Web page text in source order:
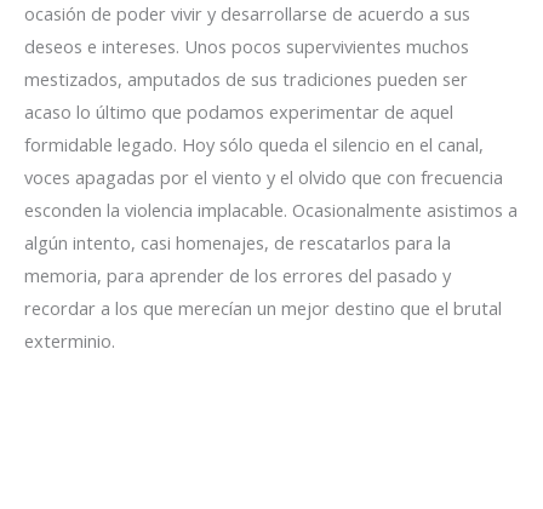
ocasión de poder vivir y desarrollarse de acuerdo a sus
deseos e intereses. Unos pocos supervivientes muchos
mestizados, amputados de sus tradiciones pueden ser
acaso lo último que podamos experimentar de aquel
formidable legado. Hoy sólo queda el silencio en el canal,
voces apagadas por el viento y el olvido que con frecuencia
esconden la violencia implacable. Ocasionalmente asistimos a
algún intento, casi homenajes, de rescatarlos para la
memoria, para aprender de los errores del pasado y
recordar a los que merecían un mejor destino que el brutal
exterminio.